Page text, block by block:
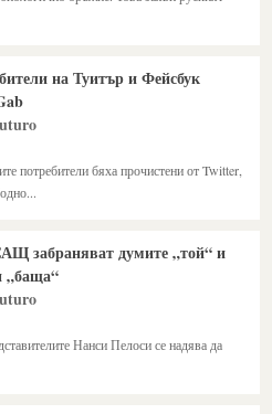
на Туитър и Фейсбук
потребители бяха прочистени от Twitter,
забраняват думите „той“ и
„баща“
Нанси Пелоси се надява да